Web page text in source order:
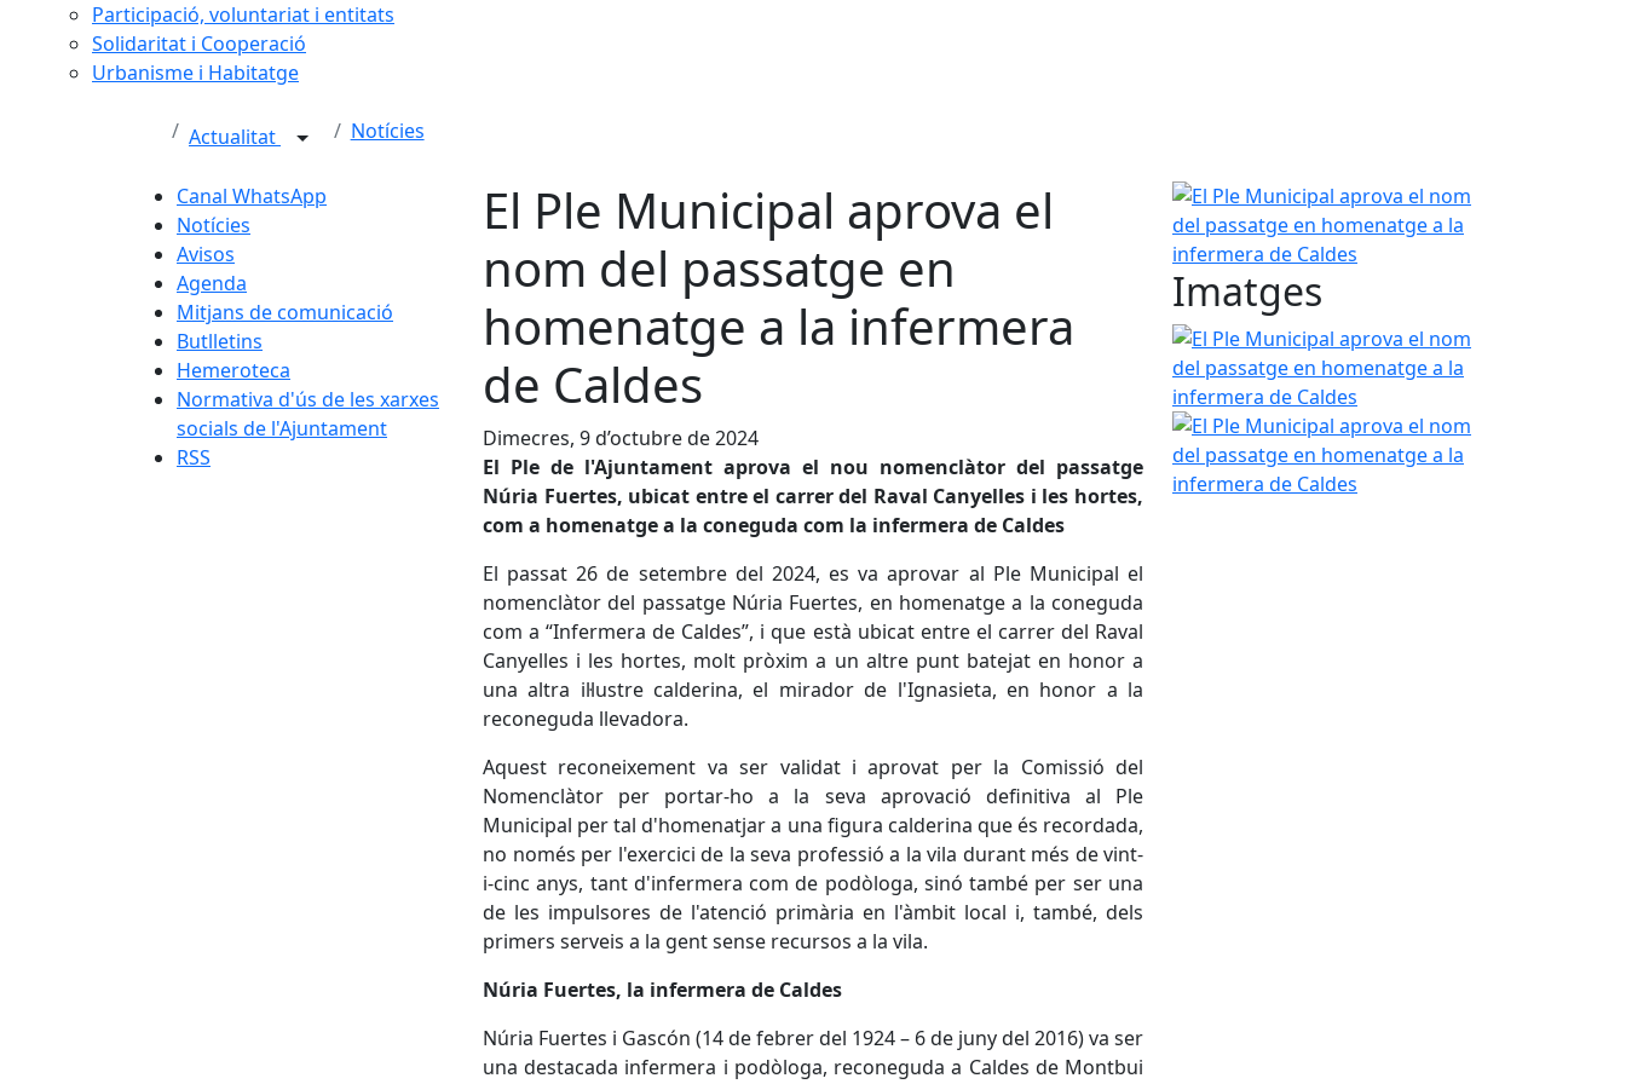
Participació, voluntariat i entitats
Solidaritat i Cooperació
Urbanisme i Habitatge
Actualitat Notícies
Canal WhatsApp
Notícies
Avisos
Agenda
Mitjans de comunicació
Butlletins
Hemeroteca
Normativa d'ús de les xarxes
socials de l'Ajuntament
RSS
El Ple Municipal aprova el
nom del passatge en
homenatge a la infermera
de Caldes
Dimecres, 9 d’octubre de 2024
El Ple de l'Ajuntament aprova el nou nomenclàtor del passatge
Núria Fuertes, ubicat entre el carrer del Raval Canyelles i les hortes,
com a homenatge a la coneguda com la infermera de Caldes
El passat 26 de setembre del 2024, es va aprovar al Ple Municipal el
nomenclàtor del passatge Núria Fuertes, en homenatge a la coneguda
com a “Infermera de Caldes”, i que està ubicat entre el carrer del Raval
Canyelles i les hortes, molt pròxim a un altre punt batejat en honor a
una altra il·lustre calderina, el mirador de l'Ignasieta, en honor a la
reconeguda llevadora.
Aquest reconeixement va ser validat i aprovat per la Comissió del
Nomenclàtor per portar-ho a la seva aprovació definitiva al Ple
Municipal per tal d'homenatjar a una figura calderina que és recordada,
no només per l'exercici de la seva professió a la vila durant més de vint-
i-cinc anys, tant d'infermera com de podòloga, sinó també per ser una
de les impulsores de l'atenció primària en l'àmbit local i, també, dels
primers serveis a la gent sense recursos a la vila.
Núria Fuertes, la infermera de Caldes
Núria Fuertes i Gascón (14 de febrer del 1924 – 6 de juny del 2016) va ser
una destacada infermera i podòloga, reconeguda a Caldes de Montbui
El Ple Municipal aprova el nom del passatge en
Imatges
El Ple Municipal aprova el nom del passatge en
El Ple Municipal aprova el nom del passatge en